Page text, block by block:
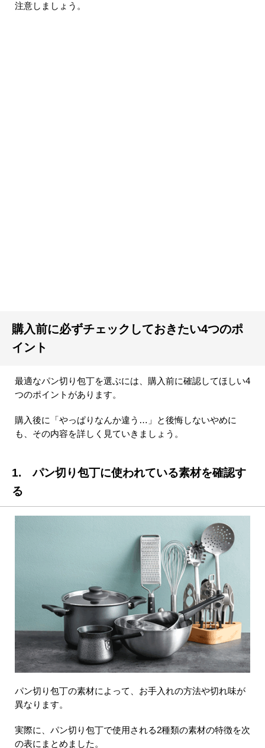
注意しましょう。
購入前に必ずチェックしておきたい4つのポ
イント
最適なパン切り包丁を選ぶには、購入前に確認してほしい4
つのポイントがあります。
購入後に「やっぱりなんか違う…」と後悔しないやめに
も、その内容を詳しく見ていきましょう。
1. パン切り包丁に使われている素材を確認す
る
パン切り包丁の素材によって、お手入れの方法や切れ味が
異なります。
実際に、パン切り包丁で使用される2種類の素材の特徴を次
の表にまとめました。